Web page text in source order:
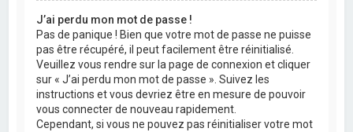
J’ai perdu mon mot de passe !
Pas de panique ! Bien que votre mot de passe ne puisse
pas être récupéré, il peut facilement être réinitialisé.
Veuillez vous rendre sur la page de connexion et cliquer
sur « J’ai perdu mon mot de passe ». Suivez les
instructions et vous devriez être en mesure de pouvoir
vous connecter de nouveau rapidement.
Cependant, si vous ne pouvez pas réinitialiser votre mot